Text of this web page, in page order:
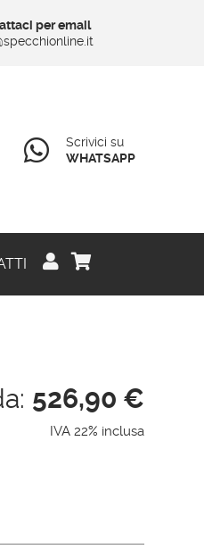
per email

Scrivici su
WHATSAPP
 
526,90 €
IVA 22% inclusa